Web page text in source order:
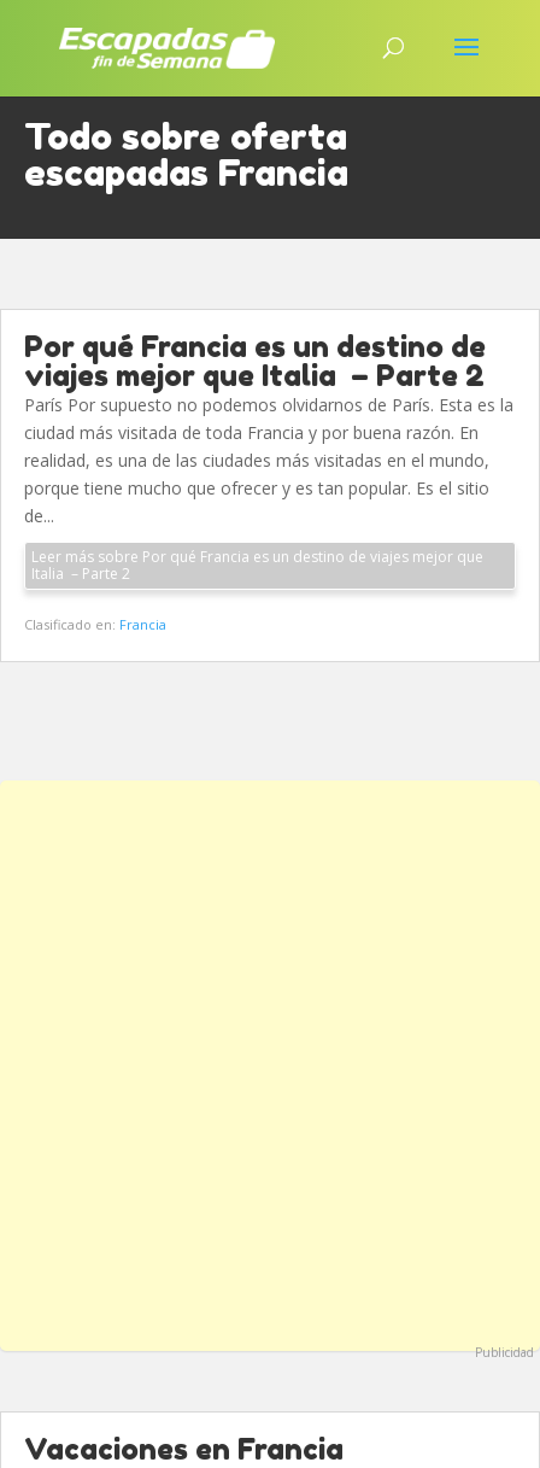
Todo sobre oferta
escapadas Francia
Por qué Francia es un destino de
viajes mejor que Italia – Parte 2
París Por supuesto no podemos olvidarnos de París. Esta es la
ciudad más visitada de toda Francia y por buena razón. En
realidad, es una de las ciudades más visitadas en el mundo,
porque tiene mucho que ofrecer y es tan popular. Es el sitio
de...
Leer más sobre Por qué Francia es un destino de viajes mejor que
Italia – Parte 2
Clasificado en: Francia
Publicidad
Vacaciones en Francia